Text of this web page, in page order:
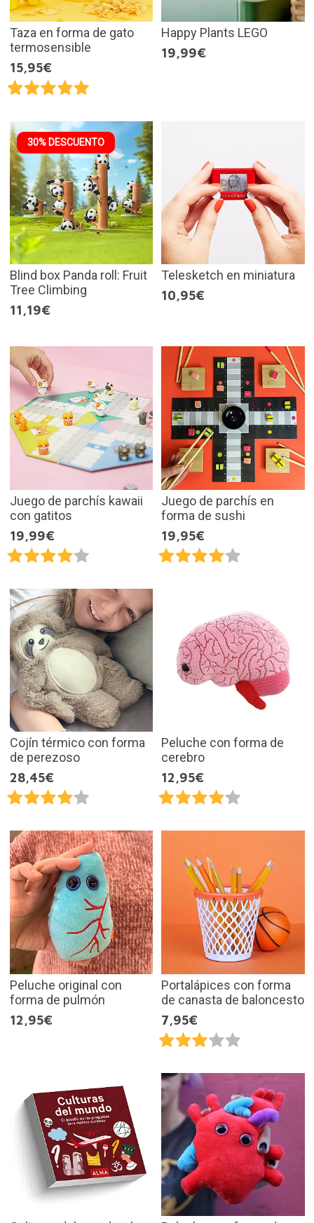
Taza en forma de gato
termosensible
15,95€
Happy Plants LEGO
19,99€
30% DESCUENTO
Blind box Panda roll: Fruit
Tree Climbing
11,19€
Telesketch en miniatura
10,95€
Juego de parchís kawaii
con gatitos
19,99€
Juego de parchís en
forma de sushi
19,95€
Cojín térmico con forma
de perezoso
28,45€
Peluche con forma de
cerebro
12,95€
Peluche original con
forma de pulmón
12,95€
Portalápices con forma
de canasta de baloncesto
7,95€